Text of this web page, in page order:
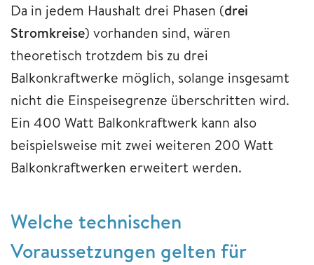
Da in jedem Haushalt drei Phasen (drei
Stromkreise) vorhanden sind, wären
theoretisch trotzdem bis zu drei
Balkonkraftwerke möglich, solange insgesamt
nicht die Einspeisegrenze überschritten wird.
Ein 400 Watt Balkonkraftwerk kann also
beispielsweise mit zwei weiteren 200 Watt
Balkonkraftwerken erweitert werden.
Welche technischen
Voraussetzungen gelten für